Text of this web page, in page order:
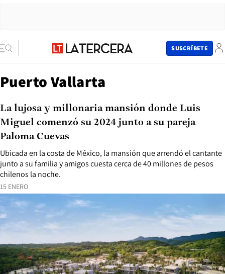
SUSCRÍBETE
Puerto Vallarta
15 ENERO
Ubicada en la costa de México, la mansión que arrendó el cantante
junto a su familia y amigos cuesta cerca de 40 millones de pesos
chilenos la noche.
La lujosa y millonaria mansión donde Luis
Miguel comenzó su 2024 junto a su pareja
Paloma Cuevas